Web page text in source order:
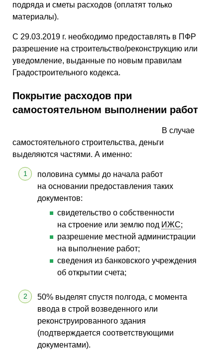
подряда и сметы расходов (оплатят только
материалы).
С 29.03.2019 г. необходимо предоставлять в ПФР
разрешение на строительство/реконструкцию или
уведомление, выданные по новым правилам
Градостроительного кодекса.
Покрытие расходов при
самостоятельном выполнении работ
В случае
самостоятельного строительства, деньги
выделяются частями. А именно:
половина суммы до начала работ
на основании предоставления таких
документов:
свидетельство о собственности
на строение или землю под ИЖС;
разрешение местной администрации
на выполнение работ;
сведения из банковского учреждения
об открытии счета;
50% выделят спустя полгода, с момента
ввода в строй возведенного или
реконструированного здания
(подтверждается соответствующими
документами).